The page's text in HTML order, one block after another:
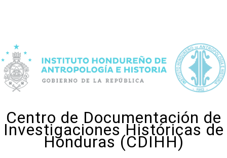
Centro de Documentación de
Investigaciones Históricas de
Honduras (CDIHH)